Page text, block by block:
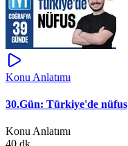
Konu Anlatımı
30.Gün: Türkiye'de nüfus
Konu Anlatımı